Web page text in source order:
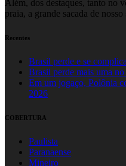
Além, dos destaques, tanto no
praia, a grande sacada de
Recentes
Brasil perde e se
Brasil perde mais uma
Em um jogaço, Polônia
2026
COBERTURA
Paulista
Paranaense
Mineiro